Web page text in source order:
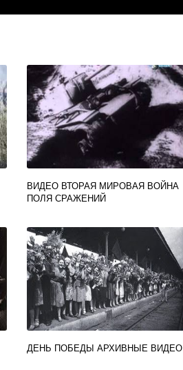
ВИДЕО ВТОРАЯ МИРОВАЯ ВОЙНА
ПОЛЯ СРАЖЕНИЙ
ДЕНЬ ПОБЕДЫ АРХИВНЫЕ ВИДЕО